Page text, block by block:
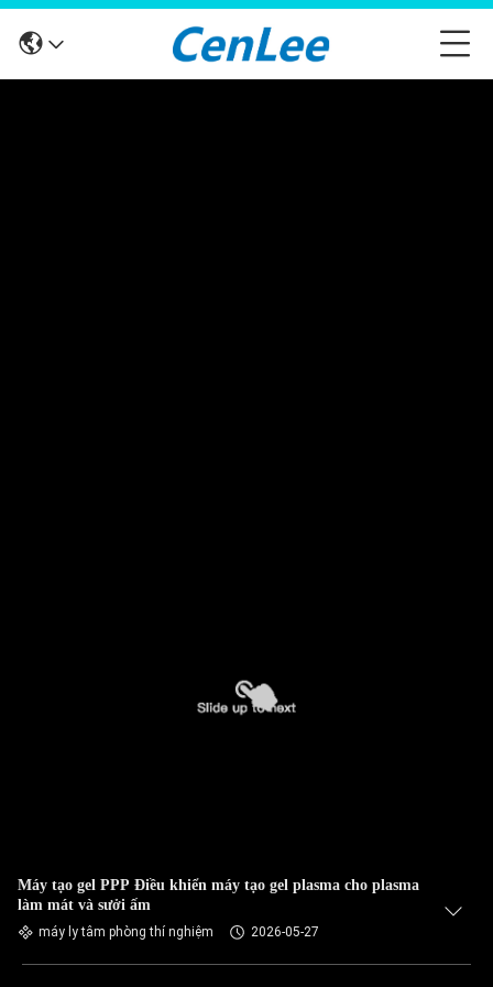
Máy tạo gel PPP Điều khiển máy tạo gel plasma cho plasma
làm mát và sưởi ấm
máy ly tâm phòng thí nghiệm 2026-05-27